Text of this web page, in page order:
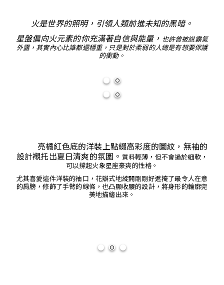
火是世界的照明，引領人類前進未知的黑暗。
星盤偏向火元素的你充滿著自信與能量， 也許曾被說霸氣
外露，其實內心比誰都還穩重，只是對於柔弱的人總是有想要保護
的衝動。
亮橘紅色底的洋裝上點綴高彩度的圖紋，無袖的
設計襯托出夏日清爽的氛圍。 質料輕薄，但不會過於細軟，
可以撐起火象星座豪爽的性格。
尤其喜愛這件洋裝的袖口，花瓣式地綻開剛剛好遮掩了最令人在意
的肩膀，修飾了手臂的線條，也凸顯收腰的設計，將身形的輪廓完
美地描繪出來。